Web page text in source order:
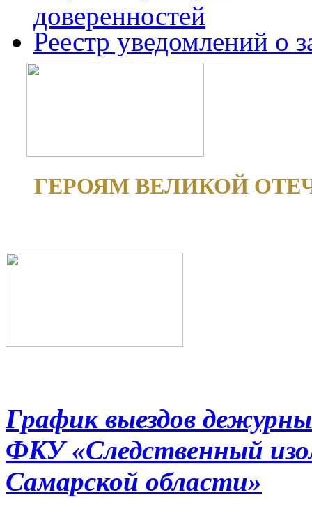
доверенностей
Реестр уведомлений о
ГЕРОЯМ ВЕЛИКОЙ
График выездов
ФКУ «Следственный
Самарской области»